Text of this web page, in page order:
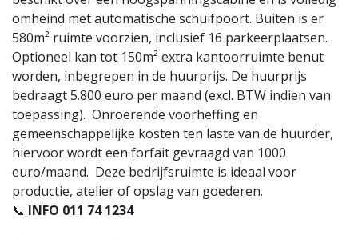
omheind met automatische schuifpoort. Buiten is er
580m² ruimte voorzien, inclusief 16 parkeerplaatsen.
Optioneel kan tot 150m² extra kantoorruimte benut
worden, inbegrepen in de huurprijs. De huurprijs
bedraagt 5.800 euro per maand (excl. BTW indien van
toepassing). Onroerende voorheffing en
gemeenschappelijke kosten ten laste van de huurder,
hiervoor wordt een forfait gevraagd van 1000
euro/maand. Deze bedrijfsruimte is ideaal voor
productie, atelier of opslag van goederen.
📞 INFO 011 74 1234